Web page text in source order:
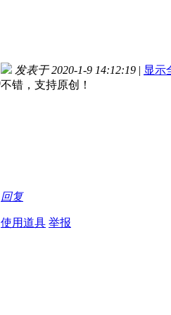
发表于 2020-1-9 14:12:19 | 显示
不错，支持原创！
回复
使用道具 举报